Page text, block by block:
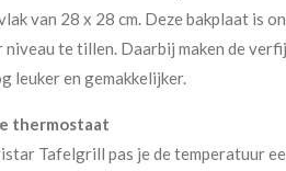
van 28 x 28 cm. Deze bakplaat is
niveau te tillen. Daarbij maken de
leuker en gemakkelijker.
thermostaat
Tafelgrill pas je de temperatuur